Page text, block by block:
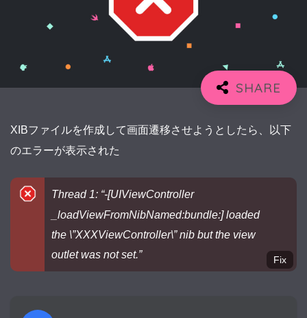
XIBファイルを作成して画面遷移させようとしたら、以下
のエラーが表示された
Thread 1: “-[UIViewController
_loadViewFromNibNamed:bundle:] loaded
the \”XXXViewController\” nib but the view
outlet was not set.”
Fix